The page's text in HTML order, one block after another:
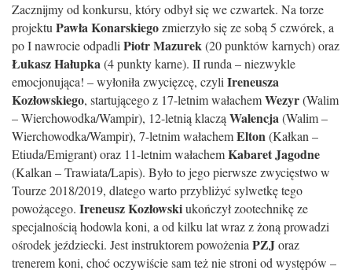
Zacznijmy od konkursu, który odbył się we czwartek. Na torze
projektuPawła Konarskiegozmierzyło się ze sobą 5 czwórek, a
po I nawrocie odpadliPiotr Mazurek(20 punktów karnych) oraz
Łukasz Hałupka(4 punkty karne). II runda – niezwykle
emocjonująca! – wyłoniła zwycięzcę, czyliIreneusza
Kozłowskiego, startującego z 17-letnim wałachemWezyr(Walim
– Wierchowodka/Wampir), 12-letnią klacząWalencja(Walim –
Wierchowodka/Wampir), 7-letnim wałachemElton(Kałkan –
Etiuda/Emigrant) oraz 11-letnim wałachemKabaret Jagodne
(Kalkan – Trawiata/Lapis). Było to jego pierwsze zwycięstwo w
Tourze 2018/2019, dlatego warto przybliżyć sylwetkę tego
powożącego. Ireneusz Kozłowskiukończył zootechnikę ze
specjalnością hodowla koni, a od kilku lat wraz z żoną prowadzi
ośrodek jeździecki. Jest instruktorem powożeniaPZJoraz
trenerem koni, choć oczywiście sam też nie stroni od występów –